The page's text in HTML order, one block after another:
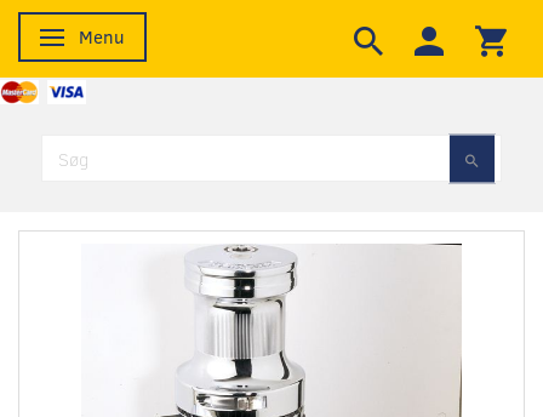
Skifte navigation
Menu